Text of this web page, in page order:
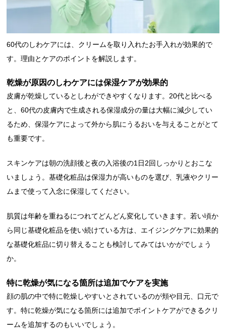
60代のしわケアには、クリームを取り入れたお手入れが効果的で
す。理由とケアのポイントを解説します。
乾燥が原因のしわケアには保湿ケアが効果的
皮膚が乾燥しているとしわができやすくなります。20代と比べる
と、60代の皮膚内で生成される保湿成分の量は大幅に減少してい
るため、保湿ケアによって外から肌にうるおいを与えることがとて
も重要です。
スキンケアは朝の洗顔後と夜の入浴後の1日2回しっかりとおこな
いましょう。基礎化粧品は保湿力が高いものを選び、乳液やクリー
ムまで使って入念に保湿してください。
肌質は年齢を重ねるにつれてどんどん変化していきます。若い頃か
ら同じ基礎化粧品を使い続けている方は、エイジングケアに効果的
な基礎化粧品に切り替えることも検討してみてはいかがでしょう
か。
特に乾燥が気になる箇所は追加でケアを実施
顔の肌の中で特に乾燥しやすいとされているのが頬や目元、口元で
す。特に乾燥が気になる箇所には追加でポイントケアができるクリ
ームを追加するのもいいでしょう。